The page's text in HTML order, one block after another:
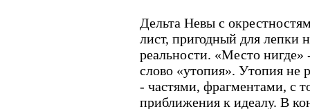
Дельта Невы с
лист, пригодный для лепки
реальности. «Место нигде»
слово «утопия». Утопия не
- частями, фрагментами, с
приближения к идеалу. В